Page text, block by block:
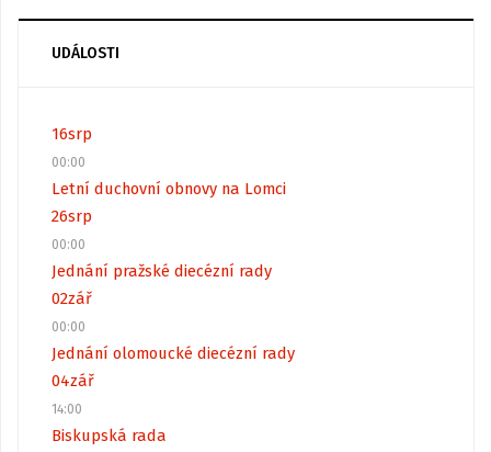
UDÁLOSTI
16srp
00:00
Letní duchovní obnovy na Lomci
26srp
00:00
Jednání pražské diecézní rady
02zář
00:00
Jednání olomoucké diecézní rady
04zář
14:00
Biskupská rada